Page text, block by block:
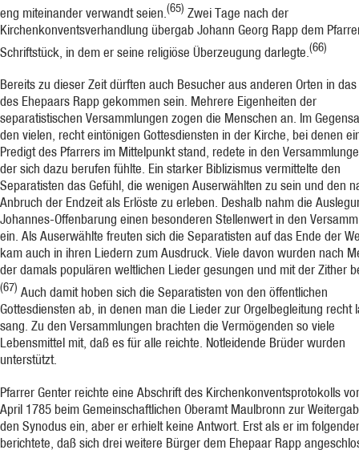
eng miteinander verwandt seien. (65) Zwei Tage nach der
Kirchenkonventsverhandlung übergab Johann Georg Rapp dem
Schriftstück, in dem er seine religiöse Überzeugung darlegte. (66)
Bereits zu dieser Zeit dürften auch Besucher aus anderen Orten in das
des Ehepaars Rapp gekommen sein. Mehrere Eigenheiten der
separatistischen Versammlungen zogen die Menschen an. Im
den vielen, recht eintönigen Gottesdiensten in der Kirche, bei denen
Predigt des Pfarrers im Mittelpunkt stand, redete in den
der sich dazu berufen fühlte. Ein starker Biblizismus vermittelte den
Separatisten das Ge­fühl, die wenigen Auserwählten zu sein und den
Anbruch der Endzeit als Erlöste zu er­leben. Deshalb nahm die
Johannes-Offenbarung einen besonderen Stellenwert in den
ein. Als Auserwählte freuten sich die Separatisten auf das Ende der
kam auch in ihren Liedern zum Ausdruck. Viele davon wurden nach
der damals populären weltlichen Lieder gesungen und mit der Zither
(67) Auch damit hoben sich die Separatisten von den öffentlichen
Gottesdiensten ab, in denen man die Lieder zur Orgelbegleitung recht
sang. Zu den Versammlungen brachten die Vermögenden so viele
Lebensmittel mit, daß es für alle reichte. Notleidende Brüder wurden
unterstützt.
Pfarrer Genter reichte eine Abschrift des Kirchenkonventsprotokolls
April 1785 beim Gemeinschaftlichen Oberamt Maulbronn zur
den Synodus ein, aber er erhielt keine Antwort. Erst als er im
berichtete, daß sich drei weitere Bürger dem Ehe­paar Rapp